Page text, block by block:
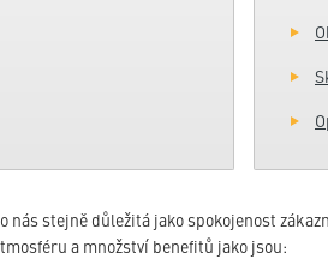
nás stejně důležitá jako spokojenost
a množství benefitů jako jsou: